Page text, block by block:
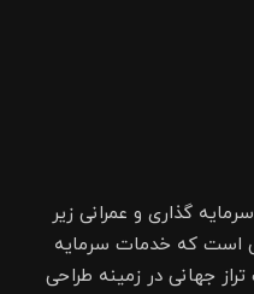
گذاری و عمرانی زیر
است که خدمات سرمایه
جهانی در زمینه طراحی